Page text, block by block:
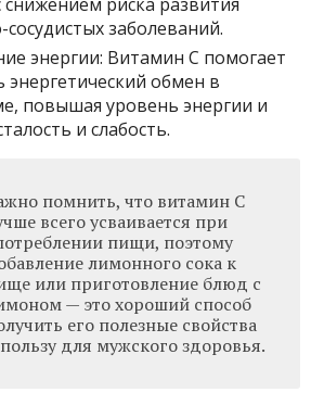
сосудистых заболеваний.
энергии: Витамин C помогает
энергетический обмен в
повышая уровень энергии и
и слабость.
помнить, что витамин C
всего усваивается при
пищи, поэтому
лимонного сока к
или приготовление блюд с
— это хороший способ
его полезные свойства
для мужского здоровья.